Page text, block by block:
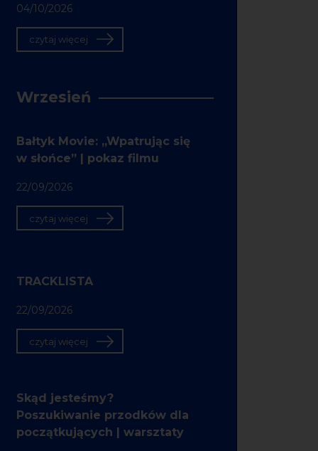
04/10/2026
czytaj więcej
Wrzesień
Bałtyk Movie: „Wpatrując się
w słońce” | pokaz filmu
22/09/2026
czytaj więcej
TRACKLISTA
22/09/2026
czytaj więcej
Skąd jesteśmy?
Poszukiwanie przodków dla
początkujących | warsztaty